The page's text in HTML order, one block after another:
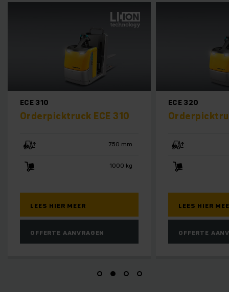
ECE 320
Orderpicktruck ECE 320
750 mm
2000 kg
LEES HIER MEER
OFFERTE AANVRAGEN
EKM 202
LEES HIER
OFFERTE